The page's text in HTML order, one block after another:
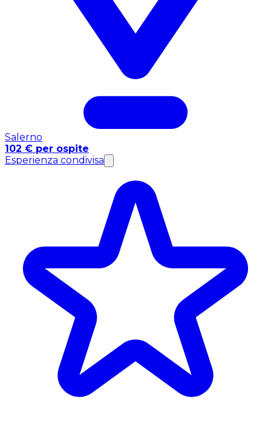
Salerno
102 € per ospite
Esperienza condivisa